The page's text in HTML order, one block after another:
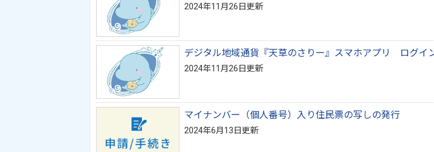
2024年11月26日更新
デジタル地域通貨『天草のさりー』スマホアプリ ログイ
2024年11月26日更新
マイナンバー（個人番号）入り住民票の写しの発行
2024年6月13日更新